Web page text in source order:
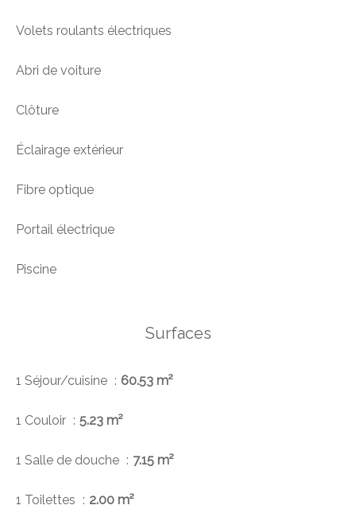
Volets roulants électriques
Abri de voiture
Clôture
Éclairage extérieur
Fibre optique
Portail électrique
Piscine
Surfaces
1 Séjour/cuisine 60.53 m²
1 Couloir 5.23 m²
1 Salle de douche 7.15 m²
1 Toilettes 2.00 m²